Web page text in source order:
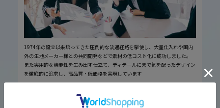
1974年の設立以来培ってきた圧倒的な流通経路を駆使し、大量仕入れや国内
外の生地メーカー様との共同開発などで素材の低コスト化に成功しました。
また実用的な機能性を生み出す仕立て、ディテールにまで気を配ったデザイン
を徹底的に追求し、高品質・低価格を実現しています
厳しい品質管理体制に基づく